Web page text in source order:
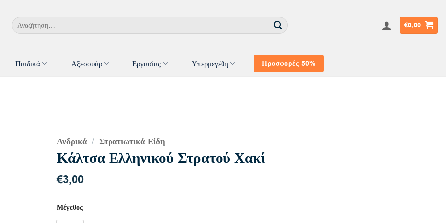
Αναζήτηση
για:
€0,00
Παιδικά Αξεσουάρ Εργασίας Υπερμεγέθη Προσφορές 50%
Ανδρικά / Στρατιωτικά Είδη
Κάλτσα Ελληνικού Στρατού Χακί
€3,00
Μέγεθος